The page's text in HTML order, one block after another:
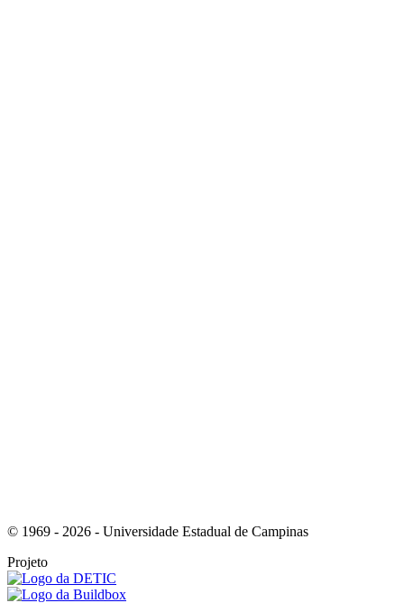
© 1969 - 2026 - Universidade Estadual de Campinas
Projeto